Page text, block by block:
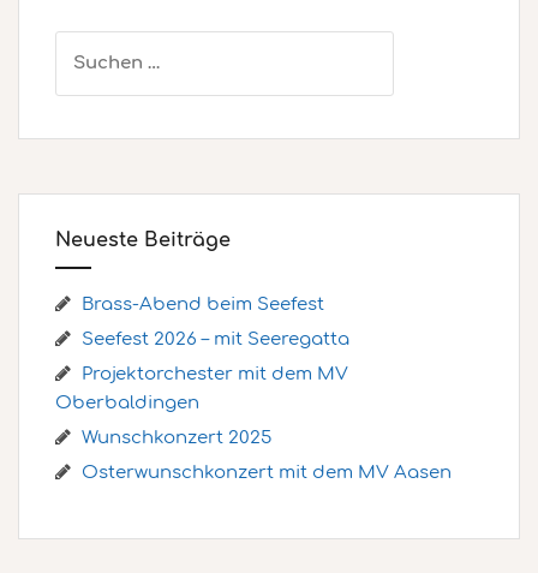
nach:
Neueste Beiträge
Brass-Abend beim Seefest
Seefest 2026 – mit Seeregatta
Projektorchester mit dem MV
Oberbaldingen
Wunschkonzert 2025
Osterwunschkonzert mit dem MV Aasen